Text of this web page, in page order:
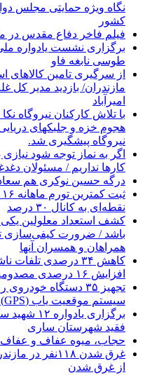
نگاه ویژه حمایتی مجلس
کشور
فیلم فاخر دفاع مقدس در
برگزاری نشست یادواره
طوسی نابغه فاو
از سرگیری تامین کالاهای
مازندران/ بازدید مدیر کل
امیرآباد
با تلاش کارکنان نیروگاه
هجوم خزه و جلبکهای
نیروگاه پیشگیری شد.
اگر به نماز توجه شود نیازی
کارها نداریم / مسئولان
درگه حسین نوکری هم
نقطه‌ای به کانال ۳۰ درصد
کشف استعداد معلولین یکی
باشد / ضرورت کیفی‌سازی
همراهان و همسران آنها
کاهش ۳۴ درصدی
افزایش ۱۶ درصدی مصدومین حوادث ناشی از کار
تجهیز ۳۵ دستگاه
سیستم موقعیت یاب (GPS) در ساری
برگزاری
فقید شهرستان ساری
حجاب، میوه عفاف و
غرق شدن
از غرق شدن